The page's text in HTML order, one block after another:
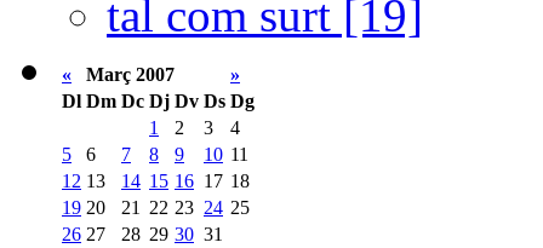
tal com surt [19]
« Març 2007
»
Dl Dm Dc Dj Dv Ds Dg
1
2 3
4
5
6 7 8 9 10 11
12 13 14 15 16 17 18
19 20 21 22 23 24 25
26 27 28 29 30 31